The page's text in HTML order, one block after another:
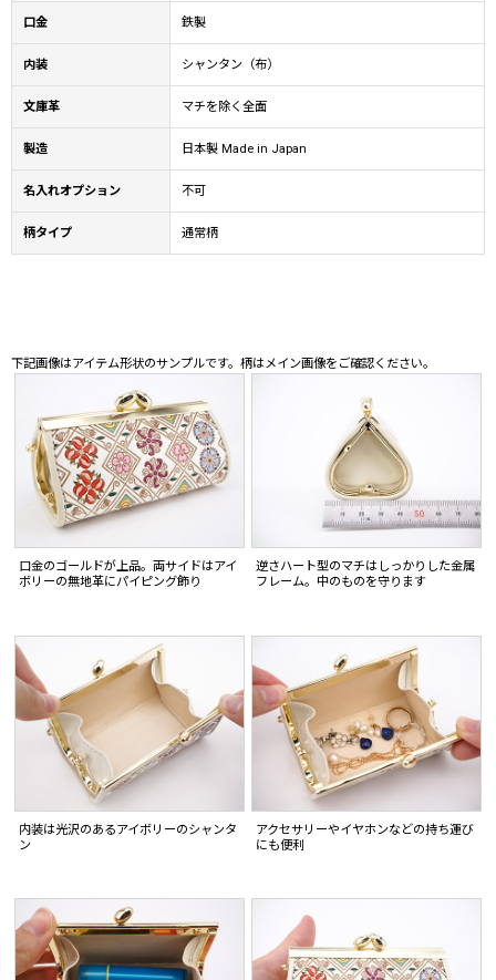
口金 鉄製
内装 シャンタン（布）
文庫革 マチを除く全面
製造 日本製 Made in Japan
名入れオプション 不可
柄タイプ 通常柄
下記画像はアイテム形状のサンプルです。柄はメイン画像をご確認ください。
口金のゴールドが上品。両サイドはアイ
ボリーの無地革にパイピング飾り
逆さハート型のマチはしっかりした金属
フレーム。中のものを守ります
内装は光沢のあるアイボリーのシャンタ
ン
アクセサリーやイヤホンなどの持ち運び
にも便利